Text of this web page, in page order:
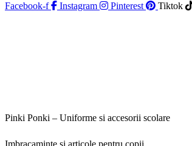
Facebook-f Instagram Pinterest Tiktok
Pinki Ponki – Uniforme si accesorii scolare